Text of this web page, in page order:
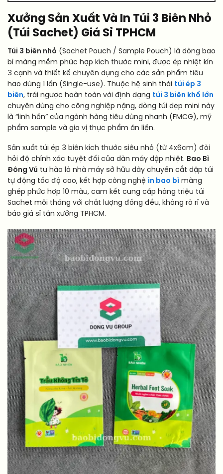
Xưởng Sản Xuất Và In Túi 3 Biên Nhỏ
(Túi Sachet) Giá Sỉ TPHCM
Túi 3 biên nhỏ (Sachet Pouch / Sample Pouch) là dòng bao
bì màng mềm phức hợp kích thước mini, được ép nhiệt kín
3 cạnh và thiết kế chuyên dụng cho các sản phẩm tiêu
hao dùng 1 lần (Single-use). Thuộc hệ sinh thái túi ép 3
biên, trái ngược hoàn toàn với định dạng túi 3 biên khổ lớn
chuyên dùng cho công nghiệp nặng, dòng túi dẹp mini này
là “linh hồn” của ngành hàng tiêu dùng nhanh (FMCG), mỹ
phẩm sample và gia vị thực phẩm ăn liền.
Sản xuất túi ép 3 biên kích thước siêu nhỏ (từ 4x6cm) đòi
hỏi độ chính xác tuyệt đối của dàn máy dập nhiệt. Bao Bì
Đông Vũ tự hào là nhà máy sở hữu dây chuyền cắt dập túi
tự động tốc độ cao, kết hợp công nghệ in bao bì màng
ghép phức hợp 10 màu, cam kết cung cấp hàng triệu túi
Sachet mỗi tháng với chất lượng đồng đều, không rò rỉ và
báo giá sỉ tận xưởng TPHCM.